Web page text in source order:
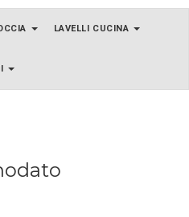
LAVELLI CUCINA